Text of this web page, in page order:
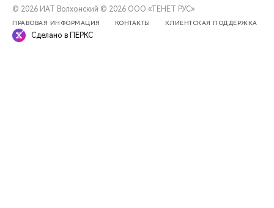
© 2026 ИАТ Волхонский © 2026 ООО «ТЕНЕТ РУС»
ПРАВОВАЯ ИНФОРМАЦИЯ КОНТАКТЫ КЛИЕНТСКАЯ ПОДДЕРЖКА
Сделано в ПЕРКС